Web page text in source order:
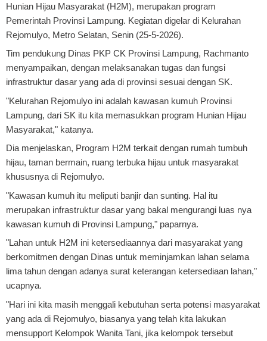
Hunian Hijau Masyarakat (H2M), merupakan program
Pemerintah Provinsi Lampung. Kegiatan digelar di Kelurahan
Rejomulyo, Metro Selatan, Senin (25-5-2026).
Tim pendukung Dinas PKP CK Provinsi Lampung, Rachmanto
menyampaikan, dengan melaksanakan tugas dan fungsi
infrastruktur dasar yang ada di provinsi sesuai dengan SK.
"Kelurahan Rejomulyo ini adalah kawasan kumuh Provinsi
Lampung, dari SK itu kita memasukkan program Hunian Hijau
Masyarakat," katanya.
Dia menjelaskan, Program H2M terkait dengan rumah tumbuh
hijau, taman bermain, ruang terbuka hijau untuk masyarakat
khususnya di Rejomulyo.
"Kawasan kumuh itu meliputi banjir dan sunting. Hal itu
merupakan infrastruktur dasar yang bakal mengurangi luas nya
kawasan kumuh di Provinsi Lampung," paparnya.
"Lahan untuk H2M ini ketersediaannya dari masyarakat yang
berkomitmen dengan Dinas untuk meminjamkan lahan selama
lima tahun dengan adanya surat keterangan ketersediaan lahan,"
ucapnya.
"Hari ini kita masih menggali kebutuhan serta potensi masyarakat
yang ada di Rejomulyo, biasanya yang telah kita lakukan
mensupport Kelompok Wanita Tani, jika kelompok tersebut